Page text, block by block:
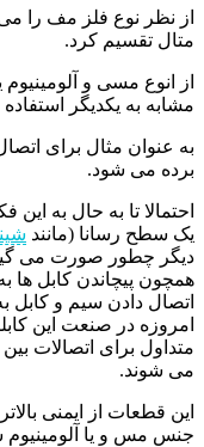
از نظر نوع فلز مف را
متال تقسیم کرد.
از انوع مسی و
مشابه به یکدیگر
به عنوان مثال برای
برده می شود.
احتمالا تا به حال به
یک سطح رسانا (مانند
دیگر چطور صورت می
همچون پیچاندن کابل ها
اتصال دادن سیم و کابل
امروزه در صنعت این
متداول برای اتصالات
می شوند.
این قطعات از ایمنی
جنس مس و یا